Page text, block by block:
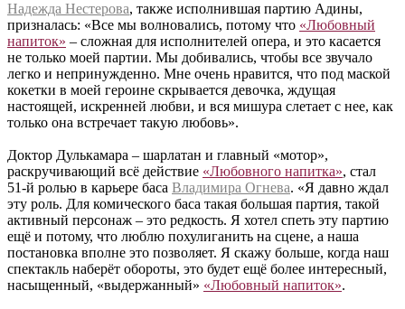
Надежда Нестерова, также исполнившая партию Адины,
призналась: «Все мы волновались, потому что «Любовный
напиток» – сложная для исполнителей опера, и это касается
не только моей партии. Мы добивались, чтобы все звучало
легко и непринужденно. Мне очень нравится, что под маской
кокетки в моей героине скрывается девочка, ждущая
настоящей, искренней любви, и вся мишура слетает с нее, как
только она встречает такую любовь».
Доктор Дулькамара – шарлатан и главный «мотор»,
раскручивающий всё действие «Любовного напитка», стал
51-й ролью в карьере баса Владимира Огнева. «Я давно ждал
эту роль. Для комического баса такая большая партия, такой
активный персонаж – это редкость. Я хотел спеть эту партию
ещё и потому, что люблю похулиганить на сцене, а наша
постановка вполне это позволяет. Я скажу больше, когда наш
спектакль наберёт обороты, это будет ещё более интересный,
насыщенный, «выдержанный» «Любовный напиток».